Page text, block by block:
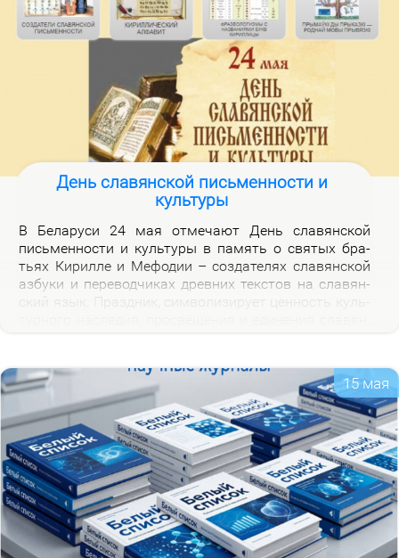
День славянской письменности и
культуры
В Бе­ла­ру­си 24 мая от­ме­ча­ют День сла­вян­ской
пись­мен­но­сти и куль­ту­ры в па­мять о свя­тых бра­
тьях Ки­рил­ле и Ме­фо­дии – со­зда­те­лях сла­вян­ской
аз­бу­ки и пе­ре­вод­чи­ках древ­них тек­стов на сла­вян­
ской на­род­но­сти.
15 мая